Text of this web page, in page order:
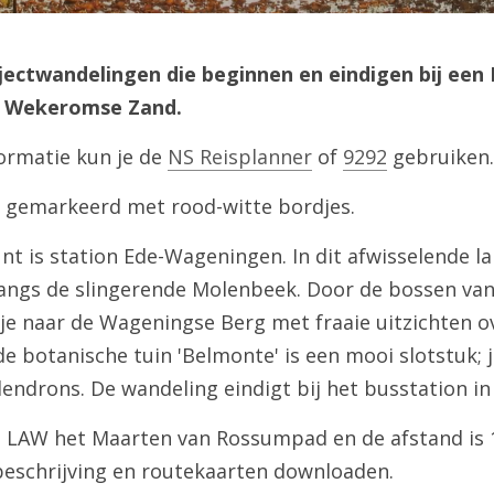
die beginnen en eindigen bij een
Zand.
kun je de NS Reisplanner of 9292 gebruiken.
gemarkeerd met rood-witte bordjes.
is station Ede-Wageningen. In dit afwisselende
de slingerende Molenbeek. Door de bossen
naar de Wageningse Berg met fraaie uitzichten
botanische tuin 'Belmonte' is een mooi
De wandeling eindigt bij het busstation in
het Maarten van Rossumpad en de afstand is
en routekaarten downloaden.